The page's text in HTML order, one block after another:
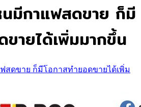
นมีกาแฟสดขาย ก็มี
ขายได้เพิ่มมากขึ้น